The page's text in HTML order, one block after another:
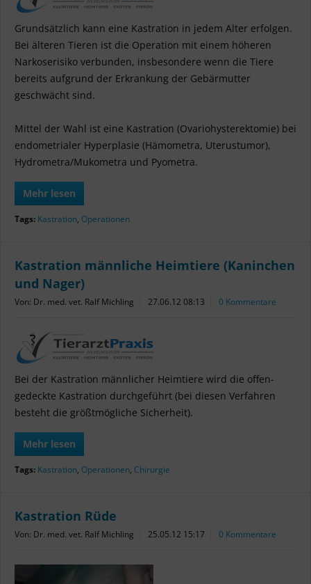
Grundsätzlich kann eine Kastration in jedem Alter erfolgen.
Bei älteren Tieren ist die Operation mit einem höheren
Narkoserisiko verbunden, insbesondere wenn die Tiere
bereits aufgrund der Erkrankung der Gebärmutter
geschwächt sind.
Mittel der Wahl ist eine Kastration (Ovariohysterektomie) bei
endometrialer Hyperplasie (Hämometra, Uterustumor),
Hydrometra/Mukometra und Pyometra.
Mehr lesen
Tags: Kastration, Operationen
Kastration männliche Heimtiere (Kaninchen
und Nager)
Von: Dr. med. vet. Ralf Michling 27.06.12 08:13 0 Kommentare
Bei der Kastration männlicher Heimtiere wird die offen-
gedeckte Kastration durchgeführt (bei diesen Verfahren
besteht die größtmögliche Sicherheit).
Mehr lesen
Tags: Kastration, Operationen, Chirurgie
Kastration Rüde
Von: Dr. med. vet. Ralf Michling 25.05.12 15:17 0 Kommentare